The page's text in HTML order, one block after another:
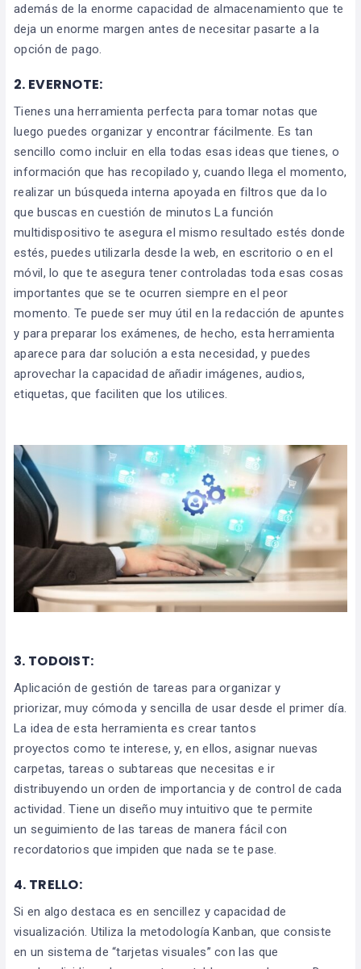
además de la enorme capacidad de almacenamiento que te
deja un enorme margen antes de necesitar pasarte a la
opción de pago.
2. EVERNOTE:
Tienes una herramienta perfecta para tomar notas que
luego puedes organizar y encontrar fácilmente. Es tan
sencillo como incluir en ella todas esas ideas que tienes, o
información que has recopilado y, cuando llega el momento,
realizar un búsqueda interna apoyada en filtros que da lo
que buscas en cuestión de minutos La función
multidispositivo te asegura el mismo resultado estés donde
estés, puedes utilizarla desde la web, en escritorio o en el
móvil, lo que te asegura tener controladas toda esas cosas
importantes que se te ocurren siempre en el peor
momento. Te puede ser muy útil en la redacción de apuntes
y para preparar los exámenes, de hecho, esta herramienta
aparece para dar solución a esta necesidad, y puedes
aprovechar la capacidad de añadir imágenes, audios,
etiquetas, que faciliten que los utilices.
3. TODOIST:
Aplicación de gestión de tareas para organizar y
priorizar, muy cómoda y sencilla de usar desde el primer día.
La idea de esta herramienta es crear tantos
proyectos como te interese, y, en ellos, asignar nuevas
carpetas, tareas o subtareas que necesitas e ir
distribuyendo un orden de importancia y de control de cada
actividad. Tiene un diseño muy intuitivo que te permite
un seguimiento de las tareas de manera fácil con
recordatorios que impiden que nada se te pase.
4. TRELLO:
Si en algo destaca es en sencillez y capacidad de
visualización. Utiliza la metodología Kanban, que consiste
en un sistema de “tarjetas visuales” con las que